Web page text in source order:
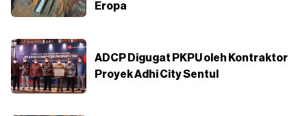
Eropa
ADCP Digugat PKPU oleh Kontraktor
Proyek Adhi City Sentul